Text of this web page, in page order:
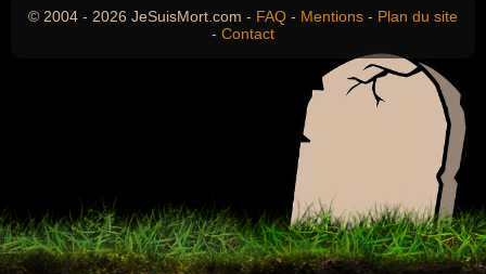
© 2004 - 2026 JeSuisMort.com - FAQ - Mentions - Plan du site
- Contact